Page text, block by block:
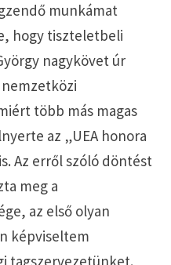
munkámat
hogy tiszteletbeli
nagykövet úr
több más magas
az „UEA honora
Az erről szóló döntést
meg a
az első olyan
képviseltem